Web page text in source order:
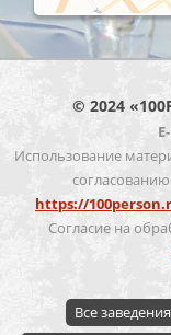
© 2024
Использование
https://
Согласие на
Все заведения